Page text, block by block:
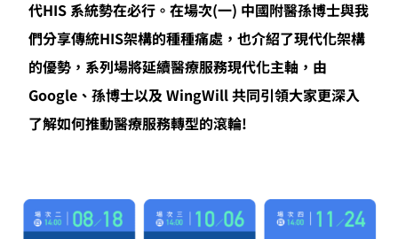
代HIS 系統勢在必行。在場次(一) 中國附醫孫博士與我
們分享傳統HIS架構的種種痛處，也介紹了現代化架構
的優勢，系列場將延續醫療服務現代化主軸，由
Google、孫博士以及 WingWill 共同引領大家更深入
了解如何推動醫療服務轉型的滾輪!